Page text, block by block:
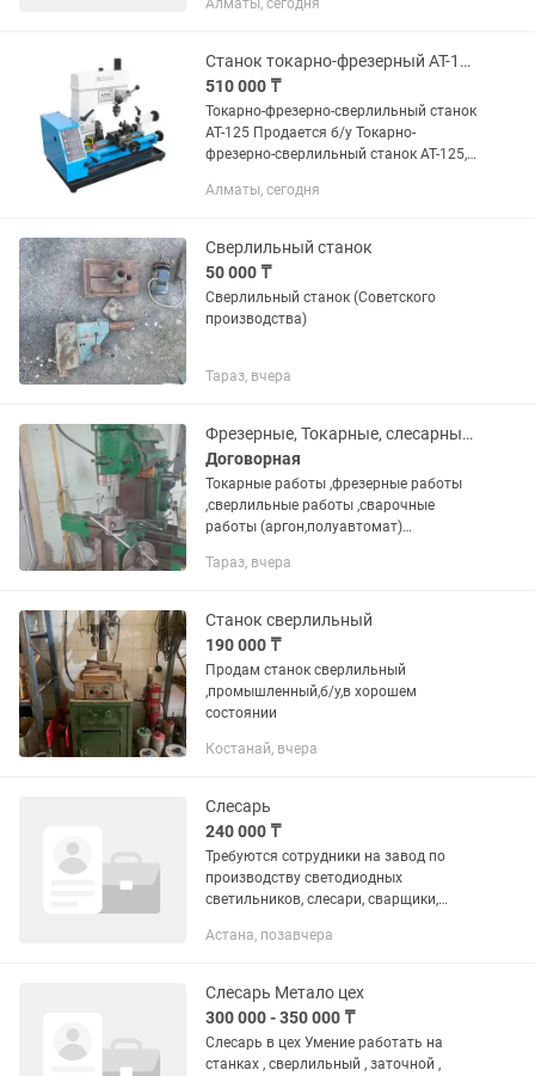
красивую мебель, которая радует
уютными. О компании: Мы —...
Алматы, сегодня
Станок токарно-фрезерный АТ-125
510 000 ₸
Токарно-фрезерно-сверлильный станок
AT-125 Продается б/у Токарно-
фрезерно-сверлильный станок AT-125,
работал, пользовались пару раз.
Алматы, сегодня
Сверлильный станок
50 000 ₸
Сверлильный станок (Советского
производства)
Тараз, вчера
Фрезерные, Токарные, слесарные работы, сварка и т.п.
Договорная
Токарные работы ,фрезерные работы
,сверлильные работы ,сварочные
работы (аргон,полуавтомат)
на аппарате ТВЧ а также
и...
Тараз, вчера
Станок сверлильный
190 000 ₸
Продам станок сверлильный
,промышленный,б/у,в хорошем
состоянии
Костанай, вчера
Слесарь
240 000 ₸
Требуются сотрудники на завод по
производству светодиодных
светильников, слесари, сварщики,
ежедневно с 9 утра до 18:00, обед по
работать на...
Астана, позавчера
Слесарь Метало цех
300 000 - 350 000 ₸
Слесарь в цех Умение работать на
станках , сверлильный , заточной ,